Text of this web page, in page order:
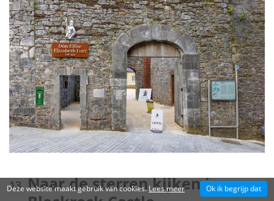
Naar de sterren kijken in
Deze website maakt gebruik van cookies. Lees meer Ok ik begrijp dat